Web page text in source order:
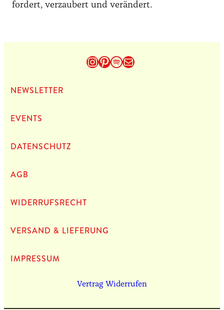
fordert, verzaubert und verändert.
Instagram
Pinterest
Spotify
E-Mail
NEWS­LET­TER
EVENTS
DATEN­SCHUTZ
AGB
WIDERRUFSRECHT
VERSAND & LIEFERUNG
IMPRES­SUM
Vertrag Widerrufen